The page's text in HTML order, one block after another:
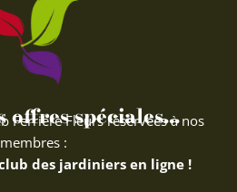
offres spéciales...
Ferriere Fleurs réservées à nos
membres :
des jardiniers en ligne !